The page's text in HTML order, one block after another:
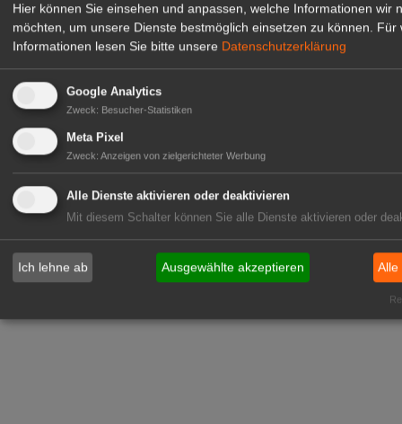
Hier können Sie einsehen und anpassen, welche Informationen wir
möchten, um unsere Dienste bestmöglich einsetzen zu können.
Für
Informationen lesen Sie bitte unsere Datenschutzerklärung
Google Analytics
Zweck: Besucher-Statistiken
Meta Pixel
Zweck: Anzeigen von zielgerichteter Werbung
Alle Dienste aktivieren oder deaktivieren
Mit diesem Schalter können Sie alle Dienste aktivieren oder
Ich lehne ab Ausgewählte akzeptieren Alle